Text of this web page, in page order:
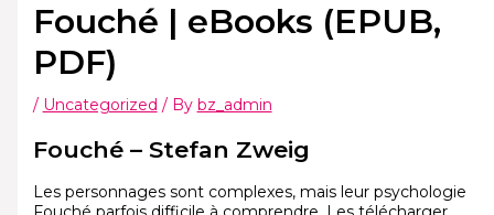
Fouché | eBooks (EPUB,
PDF)
/ Uncategorized / By bz_admin
Fouché – Stefan Zweig
Les personnages sont complexes, mais leur psychologie